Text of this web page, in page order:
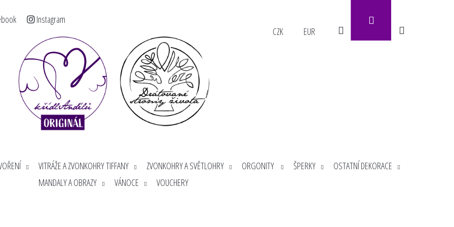
Instagram
VITRÁŽE A ZVONKOHRY TIFFANY ZVONKOHRY A SVĚTLOHRY ORGONITY ŠPERKY
OSTATNÍ DEKORACE
MANDALY A OBRAZY
VÁNOCE VOUCHERY
CZK EUR
Co potřebujete najít?
HLEDAT